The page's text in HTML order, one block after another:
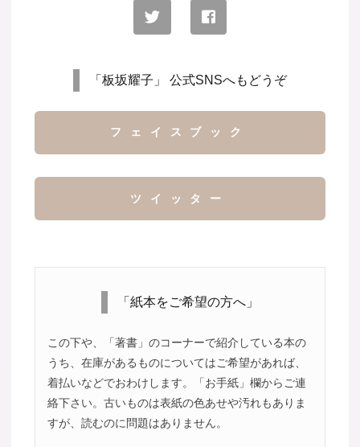
「板坂耀子」 公式SNSへもどうぞ
フェイスブック
ツイッター
「紙本をご希望の方へ」
この下や、「著書」のコーナーで紹介している本の
うち、在庫があるものについてはご希望があれば、
着払いなどでおわけします。「お手紙」欄からご連
絡下さい。古いものは表紙の色あせや汚れもありま
すが、読むのに問題はありません。